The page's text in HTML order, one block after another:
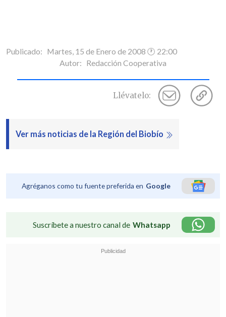
Publicado: Martes, 15 de Enero de 2008 🕐 22:00
Autor: Redacción Cooperativa
Llévatelo:
Ver más noticias de la Región del Biobío
Agréganos como tu fuente preferida en Google
Suscríbete a nuestro canal de Whatsapp